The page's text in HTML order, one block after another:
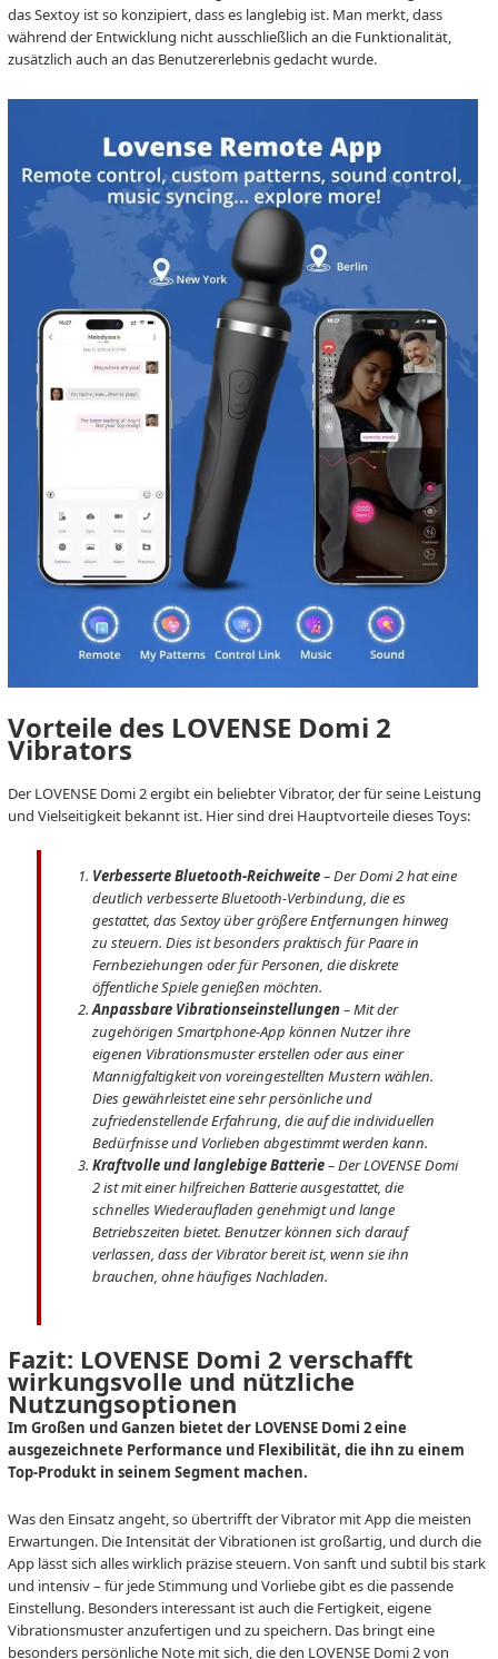
das Sextoy ist so konzipiert, dass es langlebig ist. Man merkt, dass
während der Entwicklung nicht ausschließlich an die Funktionalität,
zusätzlich auch an das Benutzererlebnis gedacht wurde.
Vorteile des LOVENSE Domi 2
Vibrators
Der LOVENSE Domi 2 ergibt ein beliebter Vibrator, der für seine Leistung
und Vielseitigkeit bekannt ist. Hier sind drei Hauptvorteile dieses Toys:
Verbesserte Bluetooth-Reichweite– Der Domi 2 hat eine
deutlich verbesserte Bluetooth-Verbindung, die es
gestattet, das Sextoy über größere Entfernungen hinweg
zu steuern. Dies ist besonders praktisch für Paare in
Fernbeziehungen oder für Personen, die diskrete
öffentliche Spiele genießen möchten.
Anpassbare Vibrationseinstellungen– Mit der
zugehörigen Smartphone-App können Nutzer ihre
eigenen Vibrationsmuster erstellen oder aus einer
Mannigfaltigkeit von voreingestellten Mustern wählen.
Dies gewährleistet eine sehr persönliche und
zufriedenstellende Erfahrung, die auf die individuellen
Bedürfnisse und Vorlieben abgestimmt werden kann.
Kraftvolle und langlebige Batterie– Der LOVENSE Domi
2 ist mit einer hilfreichen Batterie ausgestattet, die
schnelles Wiederaufladen genehmigt und lange
Betriebszeiten bietet. Benutzer können sich darauf
verlassen, dass der Vibrator bereit ist, wenn sie ihn
brauchen, ohne häufiges Nachladen.
Fazit: LOVENSE Domi 2 verschafft
wirkungsvolle und nützliche
Nutzungsoptionen
Im Großen und Ganzen bietet der LOVENSE Domi 2 eine
ausgezeichnete Performance und Flexibilität, die ihn zu einem
Top-Produkt in seinem Segment machen.
Was den Einsatz angeht, so übertrifft der Vibrator mit App die meisten
Erwartungen. Die Intensität der Vibrationen ist großartig, und durch die
App lässt sich alles wirklich präzise steuern. Von sanft und subtil bis stark
und intensiv – für jede Stimmung und Vorliebe gibt es die passende
Einstellung. Besonders interessant ist auch die Fertigkeit, eigene
Vibrationsmuster anzufertigen und zu speichern. Das bringt eine
besonders persönliche Note mit sich, die den LOVENSE Domi 2 von